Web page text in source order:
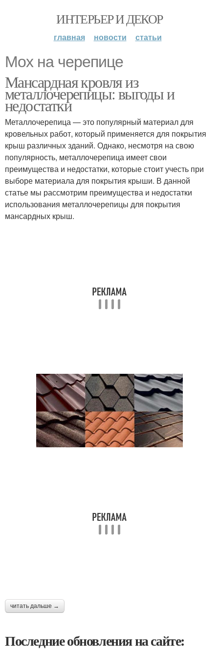
ИНТЕРЬЕР И ДЕКОР
главная новости статьи
Мох на черепице
Мансардная кровля из
металлочерепицы: выгоды и
недостатки
Металлочерепица — это популярный материал для
кровельных работ, который применяется для покрытия
крыш различных зданий. Однако, несмотря на свою
популярность, металлочерепица имеет свои
преимущества и недостатки, которые стоит учесть при
выборе материала для покрытия крыши. В данной
статье мы рассмотрим преимущества и недостатки
использования металлочерепицы для покрытия
мансардных крыш.
читать дальше →
Последние обновления на сайте: